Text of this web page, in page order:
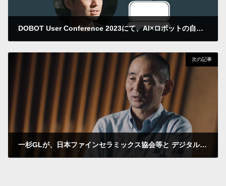
DOBOT User Conference 2023にて、AI×ロボットの自動・自律実験の紹介とデモを行いました
次の記事
一杉GLが、日本ファインセラミックス協会等と デジタルラボ研究会を発足されました